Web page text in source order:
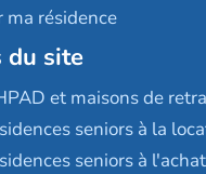
ma résidence
du site
et maisons de
seniors à la
seniors à l'achat